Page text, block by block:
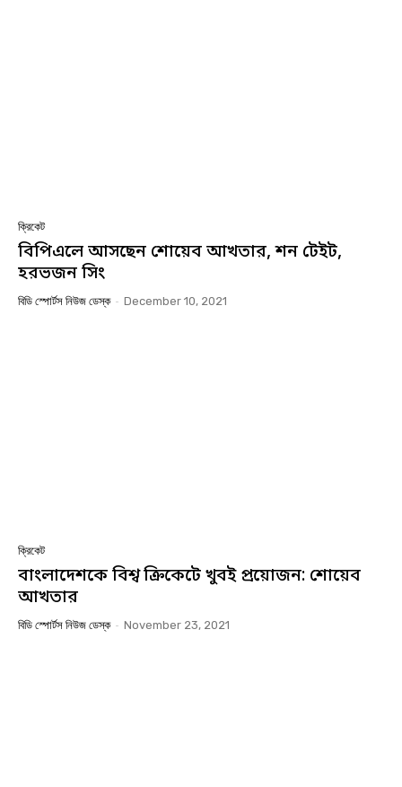
ক্রিকেট
বিপিএলে আসছেন শোয়েব আখতার, শন টেইট,
হরভজন সিং
বিডি স্পোর্টস নিউজ ডেস্ক - December 10, 2021
ক্রিকেট
বাংলাদেশকে বিশ্ব ক্রিকেটে খুবই প্রয়োজন: শোয়েব
আখতার
বিডি স্পোর্টস নিউজ ডেস্ক - November 23, 2021